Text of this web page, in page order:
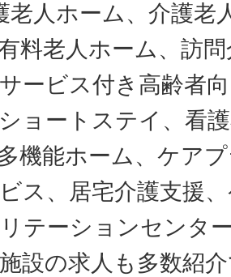
老人ホーム、介護老
料老人ホーム、訪
ービス付き高齢者
ョートステイ、看
機能ホーム、ケア
ス、居宅介護支援
テーションセンタ
設の求人も多数紹